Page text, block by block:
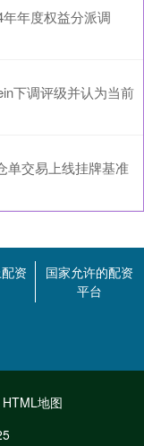
年度权益分派调
下调评级并认为当前
单交易上线挂牌基准
资
国家允许的配资
平台
HTML地图